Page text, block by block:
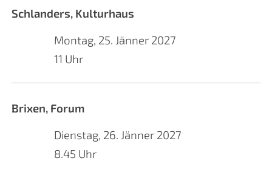
Schlanders, Kulturhaus
Montag, 25. Jänner 2027
11 Uhr
Brixen, Forum
Dienstag, 26. Jänner 2027
8.45 Uhr